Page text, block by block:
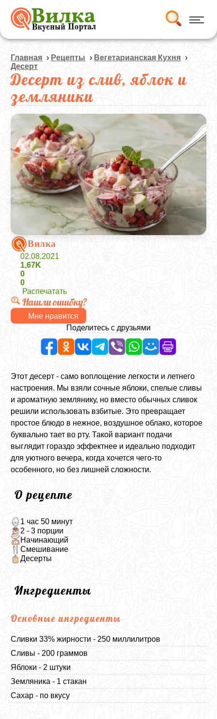
Главная › Рецепты › Вегетарианская Кухня ›
Десерт
Десерт из слив, яблок и
земляники
Вилка
02.08.2021
1,67K
0
0
Распечатать
Нашли ошибку?
Мне нравится
Поделитесь с друзьями
Этот десерт - само воплощение легкости и летнего
настроения. Мы взяли сочные яблоки, спелые сливы
и ароматную землянику, но вместо обычных сливок
решили использовать взбитые. Это превращает
простое блюдо в нежное, воздушное облако, которое
буквально тает во рту. Такой вариант подачи
выглядит гораздо эффектнее и идеально подходит
для уютного вечера, когда хочется чего-то
особенного, но без лишней сложности.
О рецепте
1 час 50 минут
2 - 3 порции
Начинающий
Смешивание
Десерты
Ингредиенты
Основные ингредиенты
Сливки 33% жирности - 250 миллилитров
Сливы - 200 граммов
Яблоки - 2 штуки
Земляника - 1 стакан
Сахар - по вкусу